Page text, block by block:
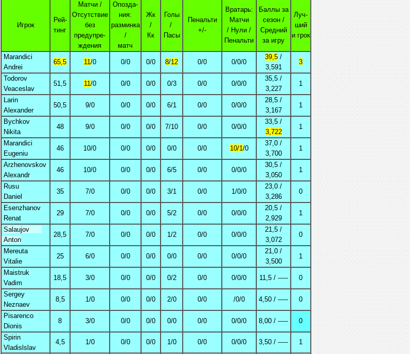
Игрок
Рей-
тинг
Матчи /
Отсутствие
без
предупре-
ждения
Опозда-
ния:
разминкa
/
матч
Жк
/
Кк
Голы
/
Пасы
Пенальти
+/-
Вратарь:
Матчи
/ Нули /
Пенальти
Баллы за
сезон /
Средний
за игру
Луч-
ший
и грок
Marandici
Andrei
65,5 11/0 0/0 0/0 8/12 0/0 0/0/0
39,5 /
3,591
3
Todorov
Veaceslav
51,5 11/0 0/0 0/0 0/3 0/0 0/0/0
35,5 /
3,227
1
Larin
Alexander
50,5 9/0 0/0 0/0 6/1 0/0 0/0/0
28,5 /
3,167
1
Bychkov
Nikita
48 9/0 0/0 0/0 7/10 0/0 0/0/0
33,5 /
3,722
1
Marandici
Eugeniu
46 10/0 0/0 0/0 0/0 0/0 10/1/0
37,0 /
3,700
1
Arzhenovskov
Alexandr
46 10/0 0/0 0/0 6/5 0/0 0/0/0
30,5 /
3,050
1
Rusu
Daniel
35 7/0 0/0 0/0 3/1 0/0 1/0/0
23,0 /
3,286
0
Esenzhanov
Renat
29 7/0 0/0 0/0 5/2 0/0 0/0/0
20,5 /
2,929
1
Salaujov
Anton
28,5 7/0 0/0 0/0 1/2 0/0 0/0/0
21,5 /
3,072
0
Mereuta
Vitalie
25 6/0 0/0 0/0 0/0 0/0 0/0/0
21,0 /
3,500
1
Maistruk
Vadim
18,5 3/0 0/0 0/0 0/2 0/0 0/0/0 11,5 / ----- 0
Sergey
Neznaev
8,5 1/0 0/0 0/0 2/0 0/0 /0/0 4,50 / ----- 0
Pisarenco
Dionis
8 3/0 0/0 0/0 0/0 0/0 0/0/0 8,00 / ----- 0
Spirin
Vladislslav
4,5 1/0 0/0 0/0 1/0 0/0 0/0/0 3,50 / ----- 1